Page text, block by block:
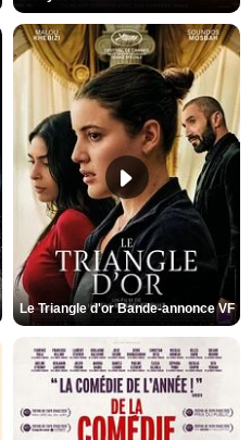
Le Triangle d'or Bande-annonce VF